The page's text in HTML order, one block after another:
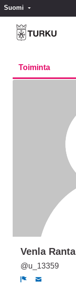
Suomi Valitse kieli
Toiminta
Venla Ranta
@u_13359